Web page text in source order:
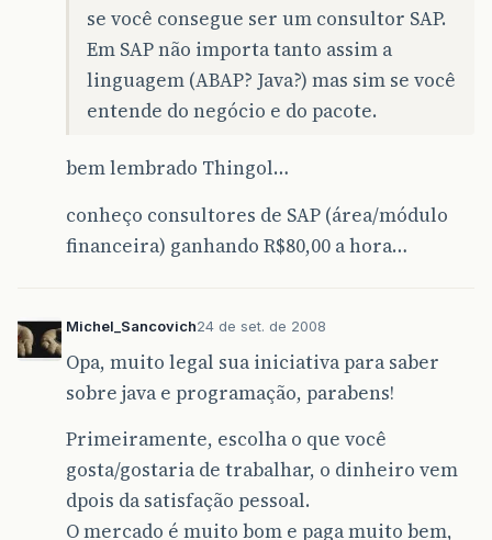
se você consegue ser um consultor SAP.
Em SAP não importa tanto assim a
linguagem (ABAP? Java?) mas sim se você
entende do negócio e do pacote.
bem lembrado Thingol…
conheço consultores de SAP (área/módulo
financeira) ganhando R$80,00 a hora…
Michel_Sancovich24 de set. de 2008
Opa, muito legal sua iniciativa para saber
sobre java e programação, parabens!
Primeiramente, escolha o que você
gosta/gostaria de trabalhar, o dinheiro vem
dpois da satisfação pessoal.
O mercado é muito bom e paga muito bem,